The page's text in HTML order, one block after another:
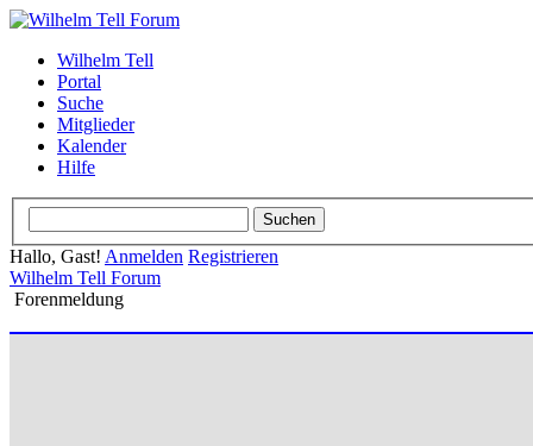
Wilhelm Tell
Portal
Suche
Mitglieder
Kalender
Hilfe
Hallo, Gast! Anmelden Registrieren
Wilhelm Tell Forum
Forenmeldung